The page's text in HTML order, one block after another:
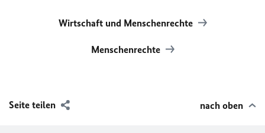
Wirtschaft und Menschenrechte
Menschenrechte
Seite teilen nach oben